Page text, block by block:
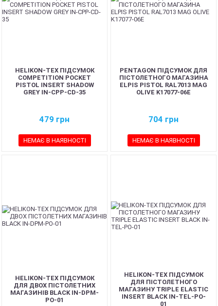
HELIKON-TEX ПІДСУМОК
COMPETITION POCKET
PISTOL INSERT SHADOW
GREY IN-CPP-CD-35
479 грн
НЕМАЄ В НАЯВНОСТІ
PENTAGON ПІДСУМОК ДЛЯ
ПІСТОЛЕТНОГО МАГАЗИНА
ELPIS PISTOL RAL7013 MAG
OLIVE K17077-06E
704 грн
НЕМАЄ В НАЯВНОСТІ
HELIKON-TEX ПІДСУМОК
ДЛЯ ДВОХ ПІСТОЛЕТНИХ
МАГАЗИНІВ BLACK IN-DPM-
PO-01
HELIKON-TEX ПІДСУМОК
ДЛЯ ПІСТОЛЕТНОГО
МАГАЗИНУ TRIPLE ELASTIC
INSERT BLACK IN-TEL-PO-
01